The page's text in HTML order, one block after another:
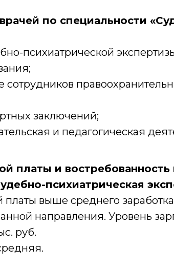
по специальности
психиатрической
сотрудников
заключений;
и педагогическая
платы и востребованность
психиатрическая
платы выше среднего
направления. Уровень
руб.